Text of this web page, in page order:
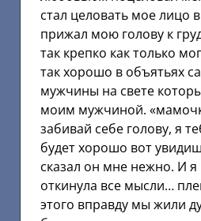
стал целовать мое лицо
прижал мою голову к
так крепко как только
так хорошо в объятьях
мужчины на свете
моим мужчиной.
забивай себе голову, я
будет хорошо вот
сказал он мне нежно. И я
откинула все мысли…
этого вправду мы жили